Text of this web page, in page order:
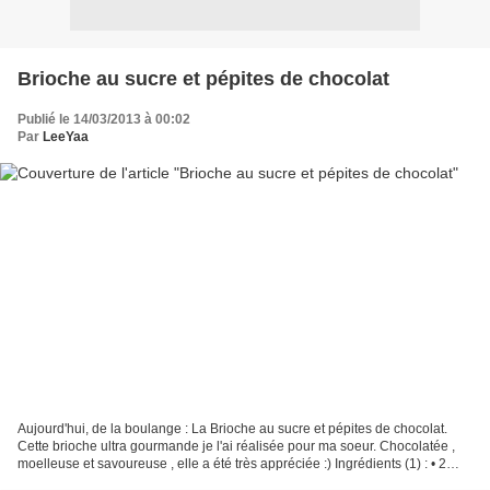
Brioche au sucre et pépites de chocolat
Publié le 14/03/2013 à 00:02
Par LeeYaa
Aujourd'hui, de la boulange : La Brioche au sucre et pépites de chocolat.
Cette brioche ultra gourmande je l'ai réalisée pour ma soeur. Chocolatée ,
moelleuse et savoureuse , elle a été très appréciée :) Ingrédients (1) : • 2